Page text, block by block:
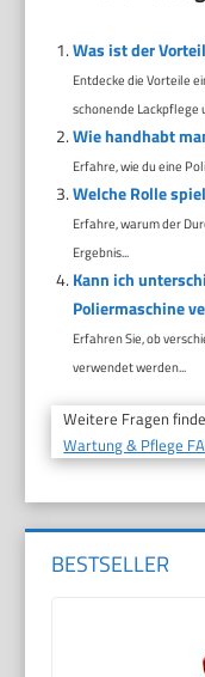
Was ist der
Entdecke die Vorteile
schonende Lackpflege
Wie handhabt
Erfahre, wie du eine
Welche Rolle
Erfahre, warum der
Ergebnis...
Kann ich
Poliermaschine
Erfahren Sie, ob
verwendet werden...
Weitere Fragen
Wartung & Pflege
BESTSELLER